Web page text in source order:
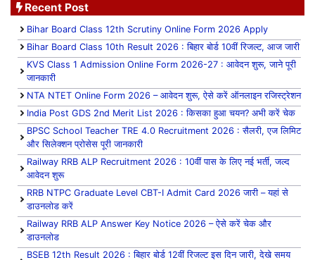
Recent Post
Bihar Board Class 12th Scrutiny Online Form 2026 Apply
Bihar Board Class 10th Result 2026 : बिहार बोर्ड 10वीं रिजल्ट, आज जारी
KVS Class 1 Admission Online Form 2026-27 : आवेदन शुरू, जाने पूरी
जानकारी
NTA NTET Online Form 2026 – आवेदन शुरू, ऐसे करें ऑनलाइन रजिस्ट्रेशन
India Post GDS 2nd Merit List 2026 : किसका हुआ चयन? अभी करें चेक
BPSC School Teacher TRE 4.0 Recruitment 2026 : सैलरी, एज लिमिट
और सिलेक्शन प्रोसेस पूरी जानकारी
Railway RRB ALP Recruitment 2026 : 10वीं पास के लिए नई भर्ती, जल्द
आवेदन शुरू
RRB NTPC Graduate Level CBT-I Admit Card 2026 जारी – यहां से
डाउनलोड करें
Railway RRB ALP Answer Key Notice 2026 – ऐसे करें चेक और
डाउनलोड
BSEB 12th Result 2026 : बिहार बोर्ड 12वीं रिजल्ट इस दिन जारी, देखे समय